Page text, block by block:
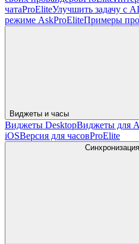
чатаProEliteУлучшить задачу с AI
режиме AskProEliteПримеры
Виджеты и часы
Виджеты DesktopВиджеты для
iOSВерсия для часовProElite